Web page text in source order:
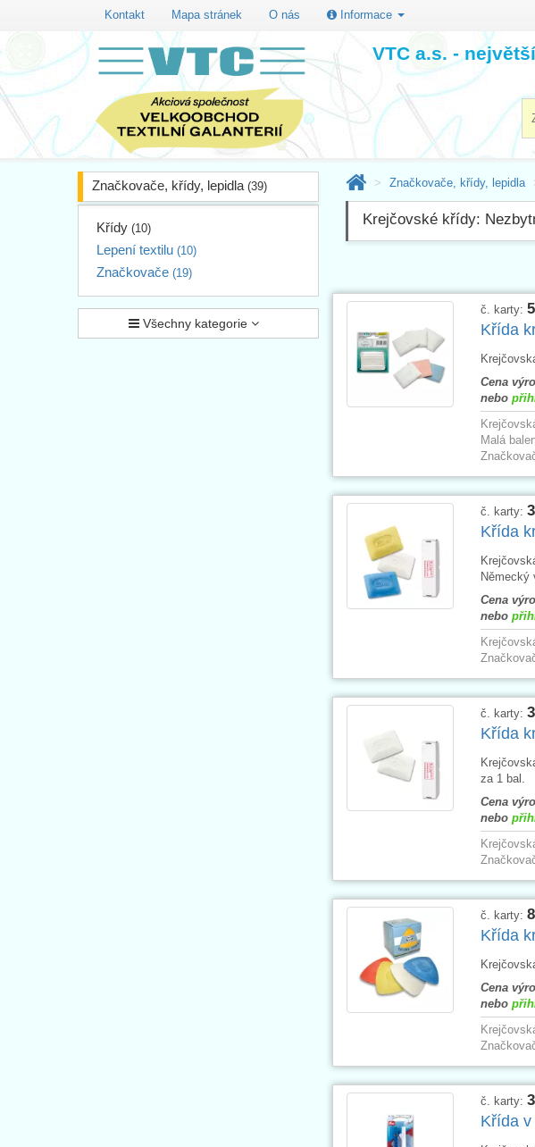
Kontakt Mapa stránek O nás Informace
VTC a.s. -
Značkovače, křídy, lepidla (39)
Křídy (10)
Lepení textilu (10)
Značkovače (19)
Všechny kategorie
Značkovače, křídy, lepidla
Krejčovské křídy:
č. karty:
Křída
Cena
nebo
Malá
č. karty:
Křída
Německý
Cena
nebo
č. karty:
Křída
za 1 bal.
Cena
nebo
č. karty:
Křída
Cena
nebo
č. karty:
Křída